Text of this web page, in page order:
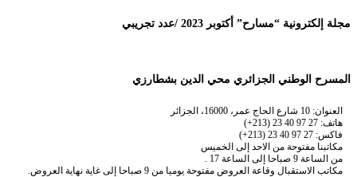
مجلة إلكترونية “مسارح” أكتوبر 2023 /عدد تجريبي
المسرح الوطني الجزائري محي الدين بشطارزي
العنوان: 10 شارع الحاج عمر، 16000، الجزائر
هاتف: 27 97 40 23 (213+)
فاكس: 27 97 40 23 (213+)
مكاتبنا مفتوحة من الاحد إلى الخميس
من الساعة 9 صباحا إلى الساعة 17 .
مكاتب الاستقبال وقاعة العروض مفتوحة يوميا من 9 صباحا إلى غاية نهاية العروض.